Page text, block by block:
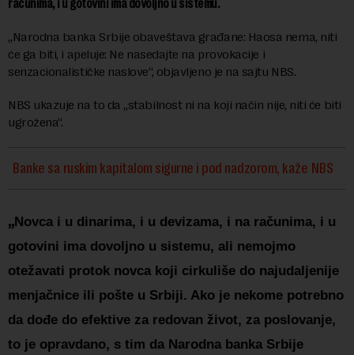
računima, i u gotovini ima dovoljno u sistemu.
„Narodna banka Srbije obaveštava građane: Haosa nema, niti
će ga biti, i apeluje: Ne nasedajte na provokacije i
senzacionalističke naslove“, objavljeno je na sajtu NBS.
NBS ukazuje na to da „stabilnost ni na koji način nije, niti će biti
ugrožena“.
Banke sa ruskim kapitalom sigurne i pod nadzorom, kaže NBS
„Novca i u dinarima, i u devizama, i na računima, i u
gotovini ima dovoljno u sistemu, ali nemojmo
otežavati protok novca koji cirkuliše do najudaljenije
menjačnice ili pošte u Srbiji. Ako je nekome potrebno
da dođe do efektive za redovan život, za poslovanje,
to je opravdano, s tim da Narodna banka Srbije